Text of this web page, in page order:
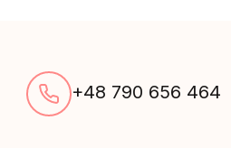
+48 790 656 464